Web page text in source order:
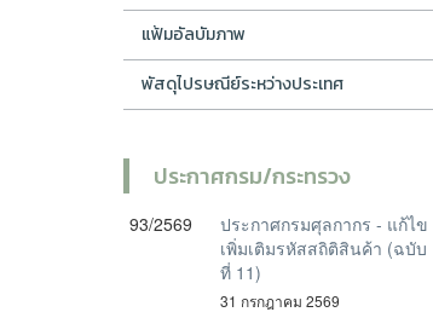
แฟ้มอัลบัมภาพ
พัสดุไปรษณีย์ระหว่างประเทศ
ประกาศกรม/กระทรวง
93/2569
ประกาศกรมศุลกากร - แก้ไข
เพิ่มเติมรหัสสถิติสินค้า (ฉบับ
ที่ 11)
31 กรกฎาคม 2569